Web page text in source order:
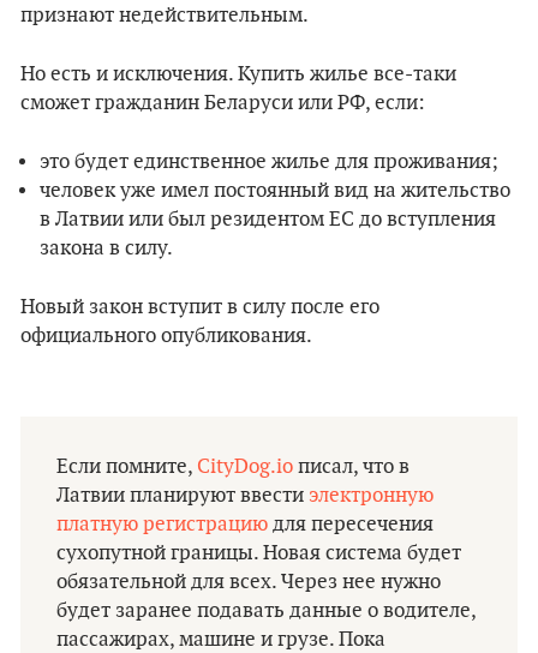
признают недействительным.
Но есть и исключения. Купить жилье все-таки
сможет гражданин Беларуси или РФ, если:
это будет единственное жилье для проживания;
человек уже имел постоянный вид на жительство
в Латвии или был резидентом ЕС до вступления
закона в силу.
Новый закон вступит в силу после его
официального опубликования.
Если помните, CityDog.io писал, что в
Латвии планируют ввести электронную
платную регистрацию для пересечения
сухопутной границы. Новая система будет
обязательной для всех. Через нее нужно
будет заранее подавать данные о водителе,
пассажирах, машине и грузе. Пока